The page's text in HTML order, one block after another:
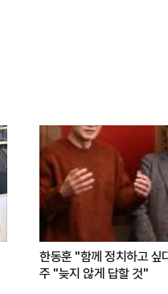
한동훈 "함께 정치하고 싶
주 "늦지 않게 답할 것"